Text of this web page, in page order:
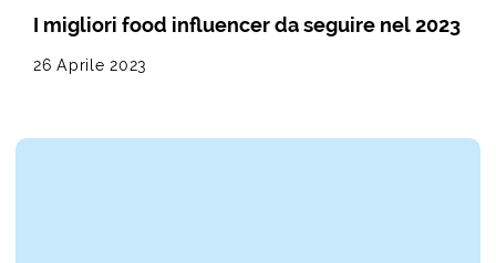
I migliori food influencer da seguire nel 2023
26 Aprile 2023